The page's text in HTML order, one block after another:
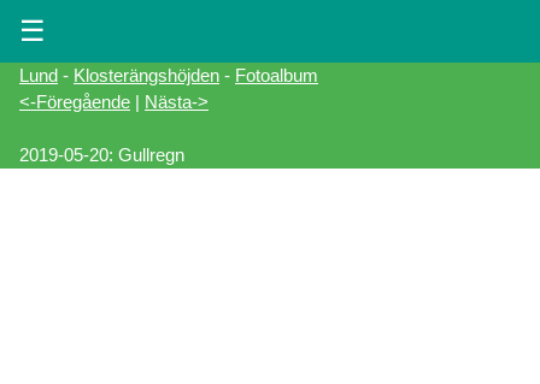
☰
Lund - Klosterängshöjden - Fotoalbum
<-Föregående | Nästa->
2019-05-20: Gullregn